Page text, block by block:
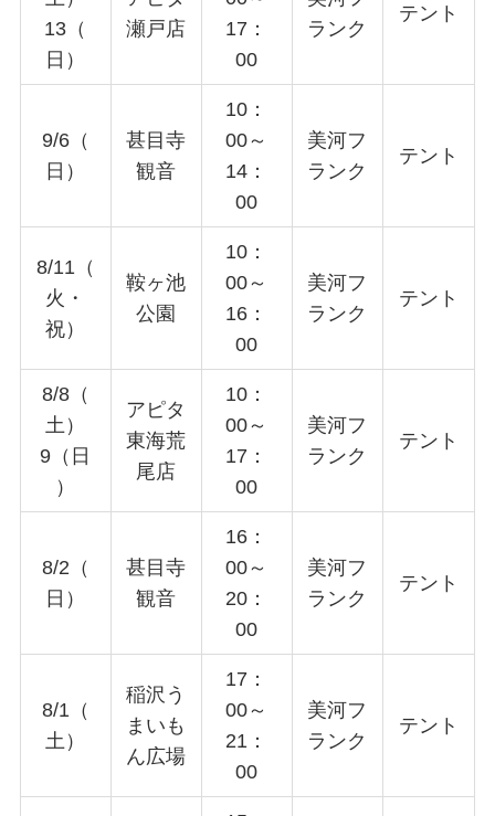
13（
日）
瀬戸店
17：
00
ランク
テント
9/6（
日）
甚目寺
観音
10：
00～
14：
00
美河フ
ランク
テント
8/11（
火・
祝）
鞍ヶ池
公園
10：
00～
16：
00
美河フ
ランク
テント
8/8（
土）
9（日
）
アピタ
東海荒
尾店
10：
00～
17：
00
美河フ
ランク
テント
8/2（
日）
甚目寺
観音
16：
00～
20：
00
美河フ
ランク
テント
8/1（
土）
稲沢う
まいも
ん広場
17：
00～
21：
00
美河フ
ランク
テント